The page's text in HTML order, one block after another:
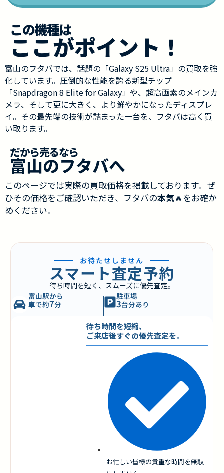
この機種は
ここがポイント！
富山のフタバでは、話題の「Galaxy S25 Ultra」の買取を強
化しています。圧倒的な性能を誇る新型チップ
「Snapdragon 8 Elite for Galaxy」や、超高画素のメインカ
メラ、そして更に大きく、より鮮やかになったディスプレ
イ。その最先端の技術が詰まった一台を、フタバは高く買
い取ります。
だから売るなら
富山のフタバへ
このページでは実際の買取価格を掲載しております。ぜ
ひその価格をご確認いただき、フタバの本気🔥をお確か
めください。
お待たせしません
スマート査定予約
待ち時間を短く、スムーズに優先査定。
富山駅から
車で約7分
駐車場
3台分あり
待ち時間を短縮、
ご来店後すぐの優先査定を。
お忙しい皆様の貴重な時間を無駄